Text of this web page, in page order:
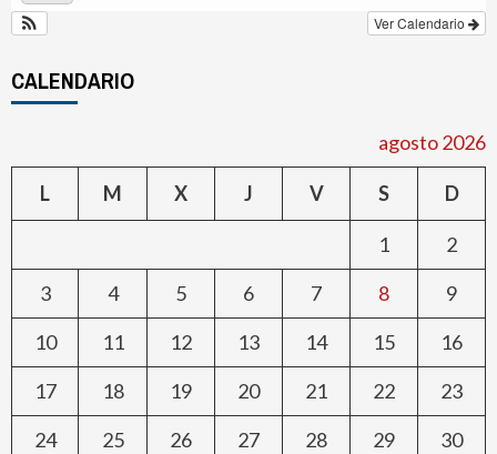
Ver Calendario
CALENDARIO
agosto 2026
L M X J V S D
1
2
3
4 5 6 7 8
9
10
11 12 13 14 15
16
17
18 19 20 21 22
23
24
25 26 27 28 29
30